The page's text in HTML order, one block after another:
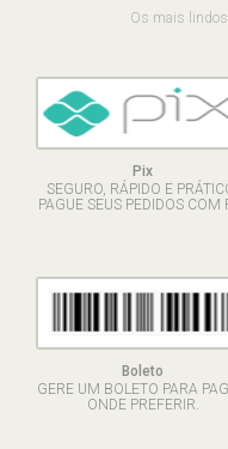
Os mais lindos
Pix
SEGURO, RÁPIDO E
PAGUE SEUS PEDIDOS COM
Boleto
GERE UM BOLETO PARA
ONDE PREFERIR.